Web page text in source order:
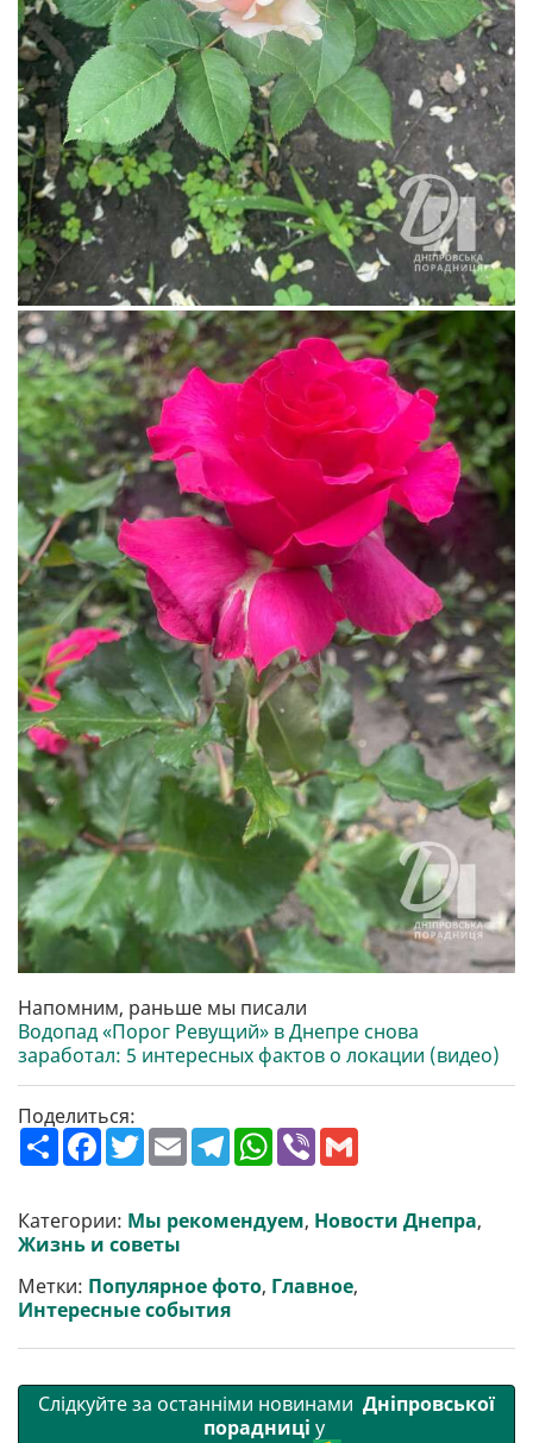
Напомним, раньше мы писали
Водопад «Порог Ревущий» в Днепре снова
заработал: 5 интересных фактов о локации (видео)
Поделиться:
П
о
ш
р
и
т
F
a
c
b
o
o
T
w
t
e
r
E
m
a
l
T
e
g
r
W
h
a
s
A
V
b
r l
Категории: Мы рекомендуем, Новости Днепра,
Жизнь и советы
Метки: Популярное фото, Главное,
Интересные события
Слідкуйте за останніми новинами Дніпровської
порадниці у